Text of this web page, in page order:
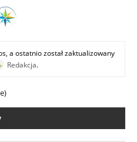
a ostatnio został zaktualizowany
Redakcja.